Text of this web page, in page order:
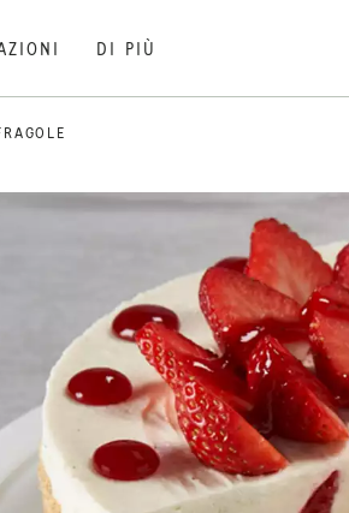
DI PIÙ